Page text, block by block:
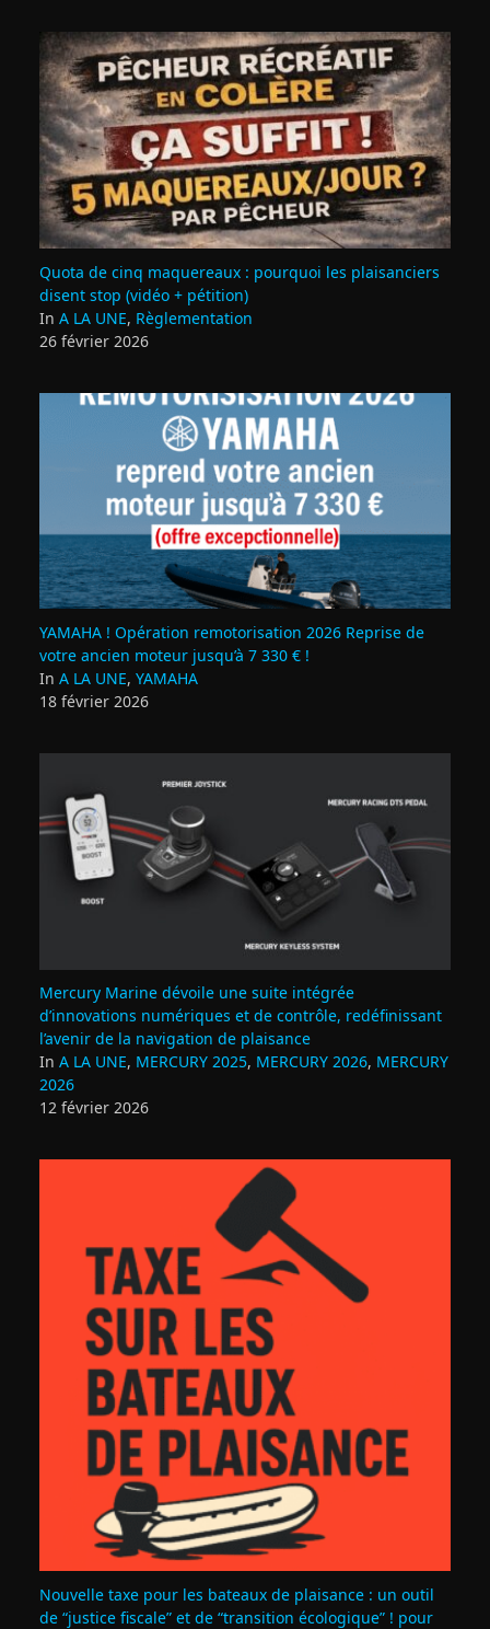
Quota de cinq maquereaux : pourquoi les plaisanciers
disent stop (vidéo + pétition)
In A LA UNE, Règlementation
26 février 2026
YAMAHA ! Opération remotorisation 2026 Reprise de
votre ancien moteur jusqu’à 7 330 € !
In A LA UNE, YAMAHA
18 février 2026
Mercury Marine dévoile une suite intégrée
d’innovations numériques et de contrôle, redéfinissant
l’avenir de la navigation de plaisance
In A LA UNE, MERCURY 2025, MERCURY 2026, MERCURY
2026
12 février 2026
Nouvelle taxe pour les bateaux de plaisance : un outil
de “justice fiscale” et de “transition écologique” ! pour